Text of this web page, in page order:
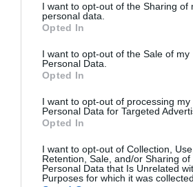
I want to opt-out of the Sharing of
personal data.
Opted In
I want to opt-out of the Sale of my
Personal Data.
Opted In
I want to opt-out of processing my
Personal Data for Targeted
Opted In
I want to opt-out of Collection, Use,
Retention, Sale, and/or Sharing of
Personal Data that Is Unrelated
Purposes for which it was collected.